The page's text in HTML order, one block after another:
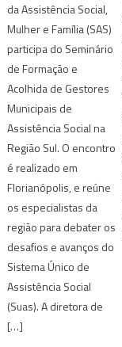
da Assistência Social,
Mulher e Família (SAS)
participa do Seminário
de Formação e
Acolhida de Gestores
Municipais de
Assistência Social na
Região Sul. O encontro
é realizado em
Florianópolis, e reúne
os especialistas da
região para debater os
desafios e avanços do
Sistema Único de
Assistência Social
(Suas). A diretora de
[…]